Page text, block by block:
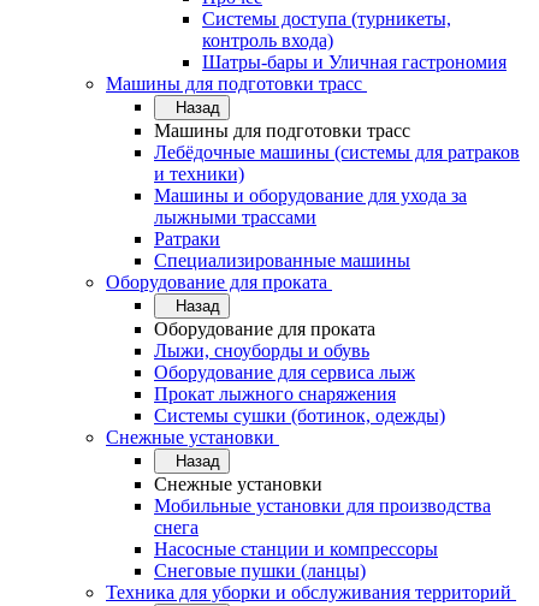
Системы доступа (турникеты,
контроль входа)
Шатры-бары и Уличная гастрономия
Машины для подготовки трасс
Назад
Машины для подготовки трасс
Лебёдочные машины (системы для ратраков
и техники)
Машины и оборудование для ухода за
лыжными трассами
Ратраки
Специализированные машины
Оборудование для проката
Назад
Оборудование для проката
Лыжи, сноуборды и обувь
Оборудование для сервисa лыж
Прокат лыжного снаряжения
Системы сушки (ботинок, одежды)
Снежные установки
Назад
Снежные установки
Мобильные установки для производства
снега
Насосные станции и компрессоры
Снеговые пушки (ланцы)
Техника для уборки и обслуживания территорий